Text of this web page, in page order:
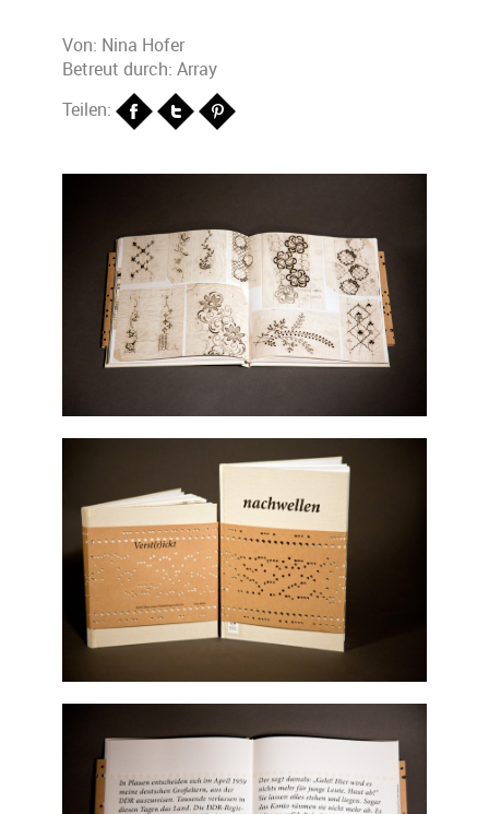
Von: Nina Hofer
Betreut durch: Array
Teilen: